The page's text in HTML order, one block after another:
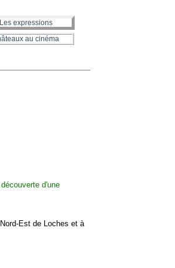
Les expressions
au cinéma
Est de Loches et à